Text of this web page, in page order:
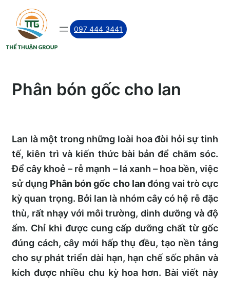
Skip
content
097 444 3441
Phân bón gốc cho lan
Lan là một trong những loài hoa đòi hỏi sự tinh
tế, kiên trì và kiến thức bài bản để chăm sóc.
Để cây khoẻ – rễ mạnh – lá xanh – hoa bền, việc
sử dụng Phân bón gốc cho lanđóng vai trò cực
kỳ quan trọng. Bởi lan là nhóm cây có hệ rễ đặc
thù, rất nhạy với môi trường, dinh dưỡng và độ
ẩm. Chỉ khi được cung cấp dưỡng chất từ gốc
đúng cách, cây mới hấp thụ đều, tạo nền tảng
cho sự phát triển dài hạn, hạn chế sốc phân và
kích được nhiều chu kỳ hoa hơn. Bài viết này